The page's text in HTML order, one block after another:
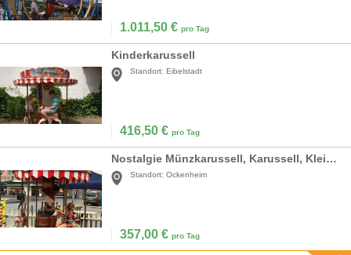
1.011,50 € pro Tag
Kinderkarussell
Standort: Eibelstadt
416,50 € pro Tag
Nostalgie Münzkarussell, Karussell, Kleinkarussell mieten
Standort: Ockenheim
357,00 € pro Tag